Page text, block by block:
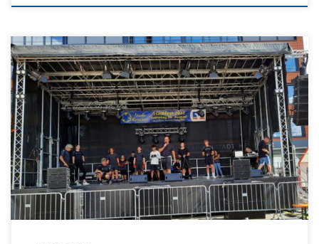
Stadtfest Kevelaer 2022 Auch auf dem Stadtfest waren wir
wieder mit einem Stand vertreten um Leuten den Boxsport
näher zu bringen. Wir hoffen das alle Spaß hatten! Hier ein
paar Bilder vom Fest: